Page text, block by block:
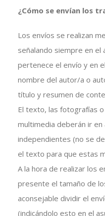
¿Cómo se envían los
Los envíos se realizan
señalando siempre en el
pertenece el envío y en
nombre del autor/a o
título y resumen de
El texto, las fotografías
multimedia deberán ir
independientes (no se
el texto para que estas
A la hora de realizar los
presente el tamaño de
aconsejable dividir el
(indicándolo esto en el